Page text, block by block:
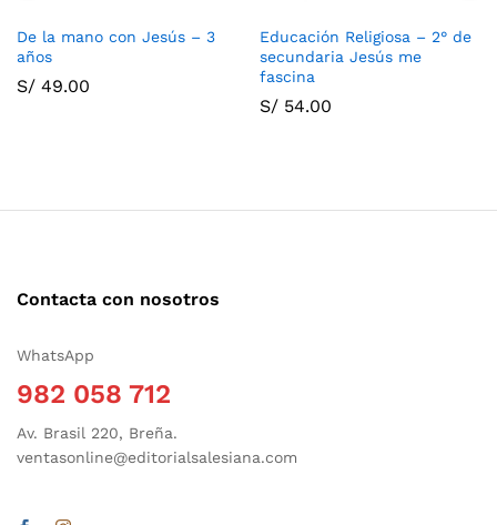
De la mano con Jesús – 3
años
S/ 49.00
Educación Religiosa – 2° de
secundaria Jesús me
fascina
S/ 54.00
Contacta con nosotros
WhatsApp
982 058 712
Av. Brasil 220, Breña.
ventasonline@editorialsalesiana.com